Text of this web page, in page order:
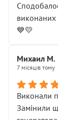
виконаних
💙💛
Михаил М.
7 місяців тому
Виконали
Замінили